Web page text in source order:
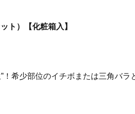
ト）【化粧箱入】
希少部位のイチボまたは三角バ